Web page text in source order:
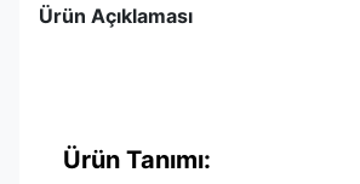
Ürün Açıklaması
Ürün Tanımı: